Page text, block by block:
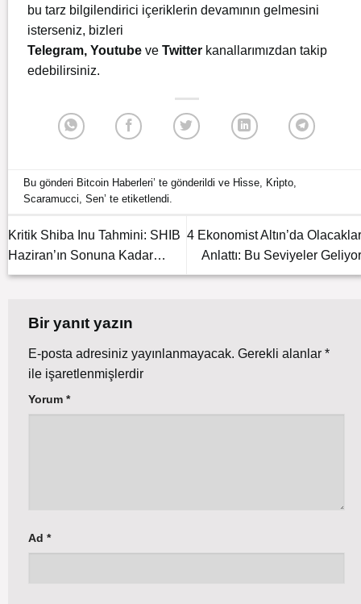
bu tarz bilgilendirici içeriklerin devamının gelmesini
isterseniz, bizleri
Telegram, Youtube ve Twitter kanallarımızdan takip
edebilirsiniz.
Bu gönderi Bitcoin Haberleri’ te gönderildi ve Hi̇sse, Kri̇pto,
Scaramucci,Sen’ te etiketlendi.
Kritik Shiba Inu Tahmini: SHIB
Haziran’ın Sonuna Kadar…
4 Ekonomist Altın’da
Anlattı: Bu Seviyeler
Bir yanıt yazın
E-posta adresiniz yayınlanmayacak. Gerekli alanlar *
ile işaretlenmişlerdir
Yorum *
Ad *